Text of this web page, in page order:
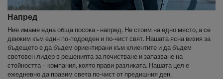
Напред
Ние имаме една обща посока - напред. Не стоим на едно място, а се
движим към един по-подреден и по-чист свят. Нашата ясна визия за
бъдещето е да бъдем ориентирани към клиентите и да бъдем
световен лидер в решенията за почистване и запазване на
стойността – компания, която прави разликата. Нашата цел е
ежедневно да правим света по-чист от предишния ден.